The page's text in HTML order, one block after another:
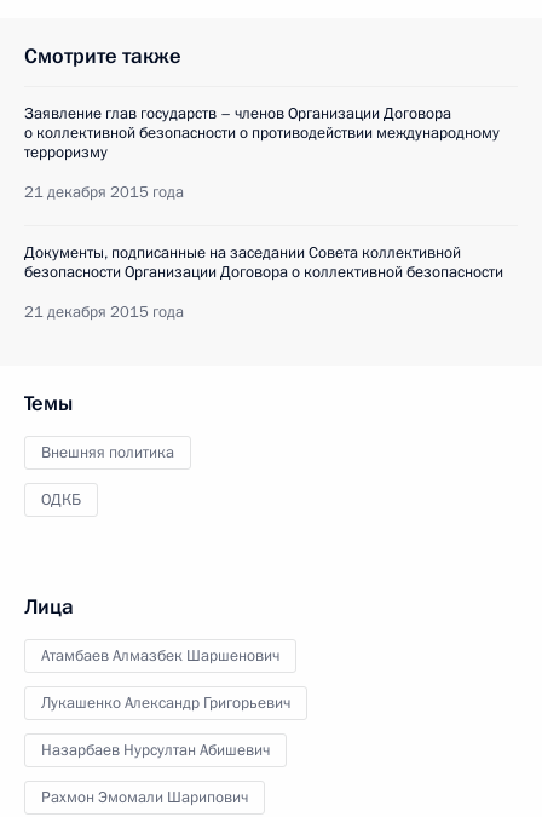
Смотрите также
Заявление глав государств – членов Организации Договора
о коллективной безопасности о противодействии международному
терроризму
21 декабря 2015 года
Документы, подписанные на заседании Совета коллективной
безопасности Организации Договора о коллективной безопасности
21 декабря 2015 года
Темы
Внешняя политика
ОДКБ
Лица
Атамбаев Алмазбек Шаршенович
Лукашенко Александр Григорьевич
Назарбаев Нурсултан Абишевич
Рахмон Эмомали Шарипович